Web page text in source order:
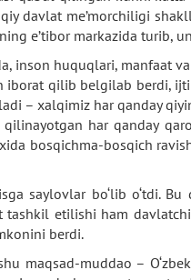
davlat me’morchiligi
e’tibor markazida
inson huquqlari, manfaat
qilib belgilab berdi,
– xalqimiz har qanday
har qanday
bosqichma-bosqich
saylovlar bo‘lib o‘tdi.
etilishi ham
berdi.
maqsad-muddao –